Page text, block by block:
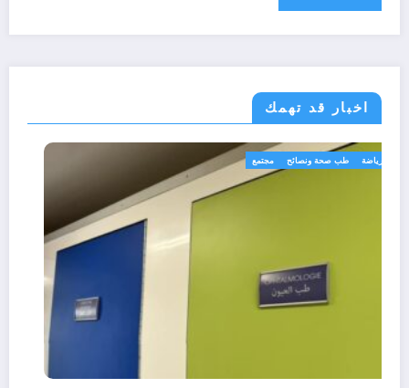
اخبار قد تهمك
رياضة طب صحة ونصائح مجتمع